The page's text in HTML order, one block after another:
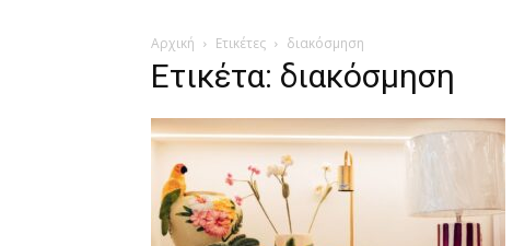
Αρχική Ετικέτες διακόσμηση
Ετικέτα: διακόσμηση